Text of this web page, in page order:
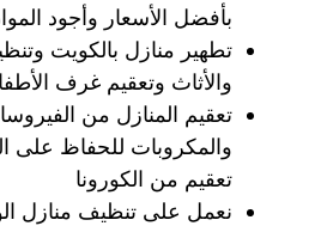
بأفضل الأسعار وأجود
تطهير منازل بالكويت
والأثاث وتعقيم غرف
تعقيم المنازل من
والمكروبات للحفاظ على
تعقيم من الكورونا
نعمل على تنظيف منازل